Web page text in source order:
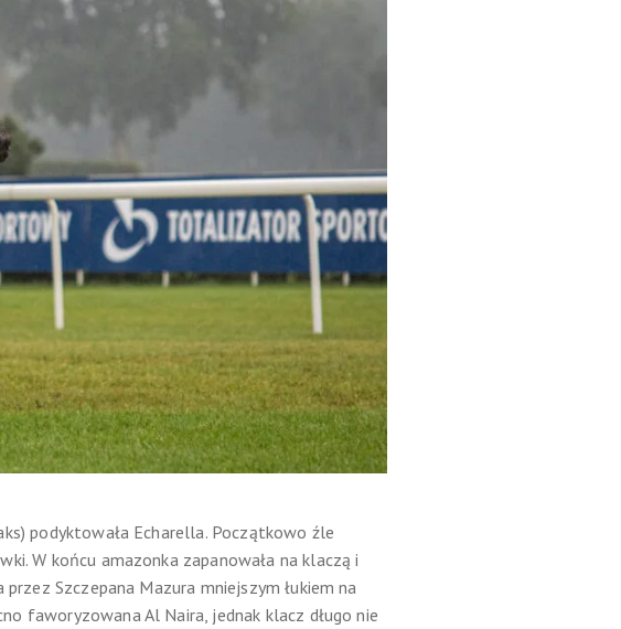
podyktowała Echarella. Początkowo źle
W końcu amazonka zapanowała na klaczą i
Szczepana Mazura mniejszym łukiem na
faworyzowana Al Naira, jednak klacz długo nie